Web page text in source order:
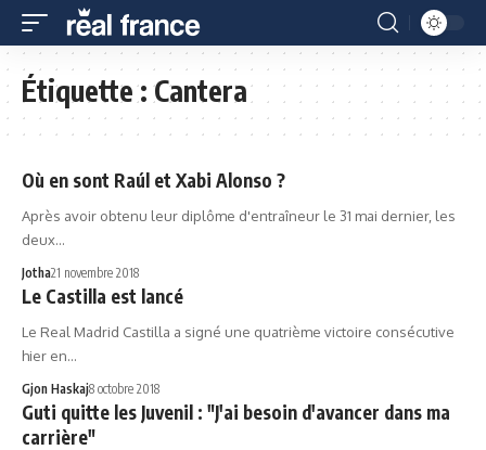
Étiquette :Cantera
Où en sont Raúl et Xabi Alonso ?
Après avoir obtenu leur diplôme d'entraîneur le 31 mai dernier, les
deux…
Jotha21 novembre 2018
Le Castilla est lancé
Le Real Madrid Castilla a signé une quatrième victoire consécutive
hier en…
Gjon Haskaj8 octobre 2018
Guti quitte les Juvenil : "J'ai besoin d'avancer dans ma
carrière"